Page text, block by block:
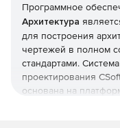
Программное
Архитектура
для построения
чертежей в полном
стандартами.
проектирования
основана на